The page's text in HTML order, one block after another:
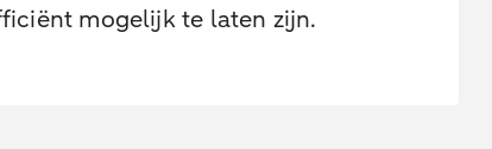
mogelijk te laten zijn.